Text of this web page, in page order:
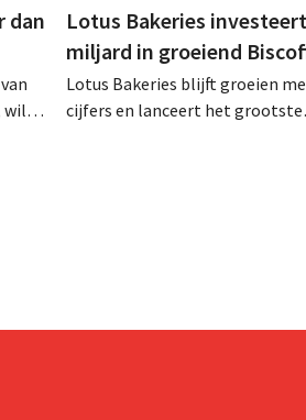
dan
wil
Lotus Bakeries
miljard in groeiend
Lotus Bakeries blijft groeien
cijfers en lanceert het grootste